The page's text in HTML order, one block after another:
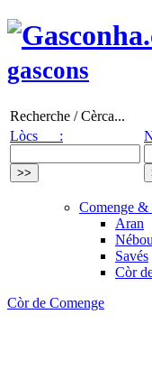
gascons
Recherche / Cèrca...
Lòcs :
Comenge &
Aran
Savés
Còr
Còr de Comenge